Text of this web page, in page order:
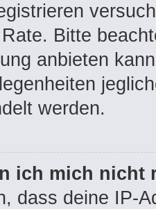
Bitte
anbieten
werden.
ich mich nicht
dass deine IP-